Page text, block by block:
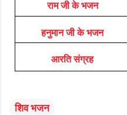
राम जी के भजन
हनुमान जी के भजन
आरति संग्रह
शिव भजन